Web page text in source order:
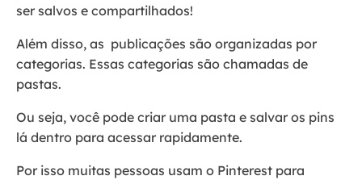
ser salvos e compartilhados!
Além disso, as publicações são organizadas por
categorias. Essas categorias são chamadas de
pastas.
Ou seja, você pode criar uma pasta e salvar os pins
lá dentro para acessar rapidamente.
Por isso muitas pessoas usam o Pinterest para